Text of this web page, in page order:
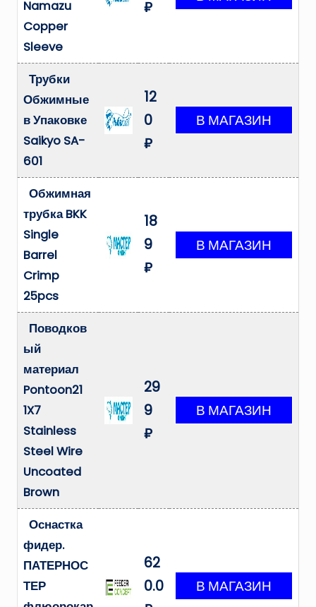
Namazu
Copper
Sleeve
₽
Трубки
Обжимные
в Упаковке
Saikyo SA-
601
12
0
₽
Обжимная
трубка BKK
Single
Barrel
Crimp
25pcs
18
9
₽
Поводков
ый
материал
Pontoon21
1X7
Stainless
Steel Wire
Uncoated
Brown
29
9
₽
Оснастка
фидер.
ПАТЕРНОС
ТЕР
62
0.0